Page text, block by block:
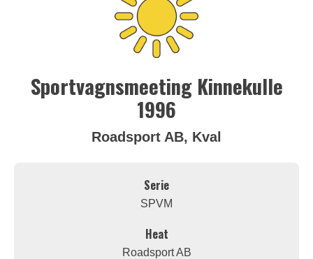
Sportvagnsmeeting Kinnekulle
1996
Roadsport AB, Kval
Serie
SPVM
Heat
Roadsport AB